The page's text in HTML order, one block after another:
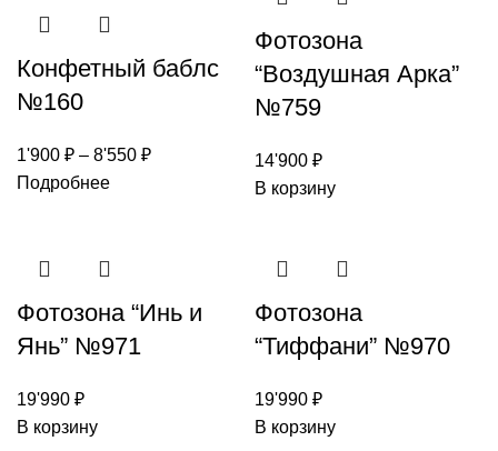
Конфетный баблс
№160
1'900 ₽ – 8'550 ₽
Подробнее
Фотозона
“Воздушная Арка”
№759
14'900 ₽
В корзину
Фотозона “Инь и
Янь” №971
19'990 ₽
В корзину
Фотозона
“Тиффани” №970
19'990 ₽
В корзину